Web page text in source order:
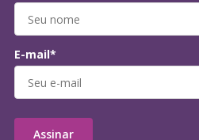
E-mail*
Assinar